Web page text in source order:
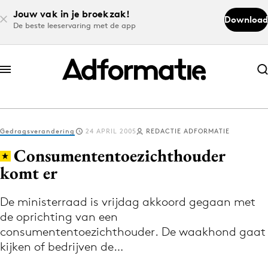
Jouw vak in je broekzak!
De beste leeservaring met de app
Download
Abonneer nu
Abonneer nu
Log in
Volg het laatste nieuws via de Adformatie
Nieuws app
Gedragsverandering 24 APRIL 2005 REDACTIE ADFORMATIE
Consumententoezichthouder
komt er
De ministerraad is vrijdag akkoord gegaan met
de oprichting van een
consumententoezichthouder. De waakhond gaat
kijken of bedrijven de…